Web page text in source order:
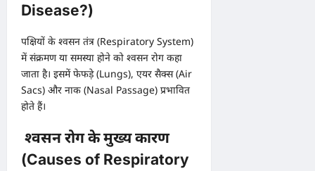
Disease?)
पक्षियों के श्वसन तंत्र (Respiratory System)
में संक्रमण या समस्या होने को श्वसन रोग कहा
जाता है। इसमें फेफड़े (Lungs), एयर सैक्स (Air
Sacs) और नाक (Nasal Passage) प्रभावित
होते हैं।
श्वसन रोग के मुख्य कारण
(Causes of Respiratory